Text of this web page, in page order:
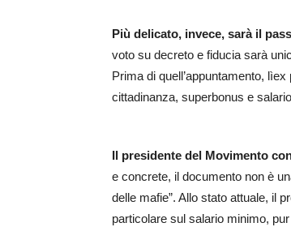
Più delicato, invece, sarà il
voto su decreto e fiducia sarà
Prima di quell’appuntamento,
cittadinanza, superbonus e
Il presidente del Movimento
e concrete, il documento non è
delle mafie”. Allo stato attuale, il
particolare sul salario minimo,